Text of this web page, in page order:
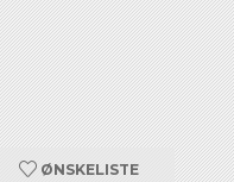
ØNSKELISTE